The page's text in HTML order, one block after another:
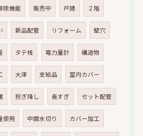
除機能 販売中 戸建 ２階
新品配管 リフォーム 壁穴
タテ桟 電力量計 構造物
大津 支給品 室内カバー
担ぎ降し 長すぎ セット配管
使用 中間水切り カバー加工